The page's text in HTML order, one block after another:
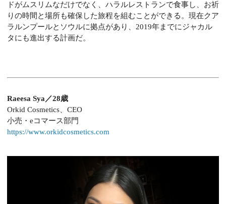
ドがムスリムなだけでなく、ハラルレストランで食事し、お祈
りの時間と場所も確保した旅程を組むことができる。現在クア
ラルンプールとソウルに拠点があり、2019年までにジャカル
タにも進出する計画だ。
Raeesa Sya／28歳
Orkid Cosmetics、CEO
小売・eコマース部門
https://www.orkidcosmetics.com